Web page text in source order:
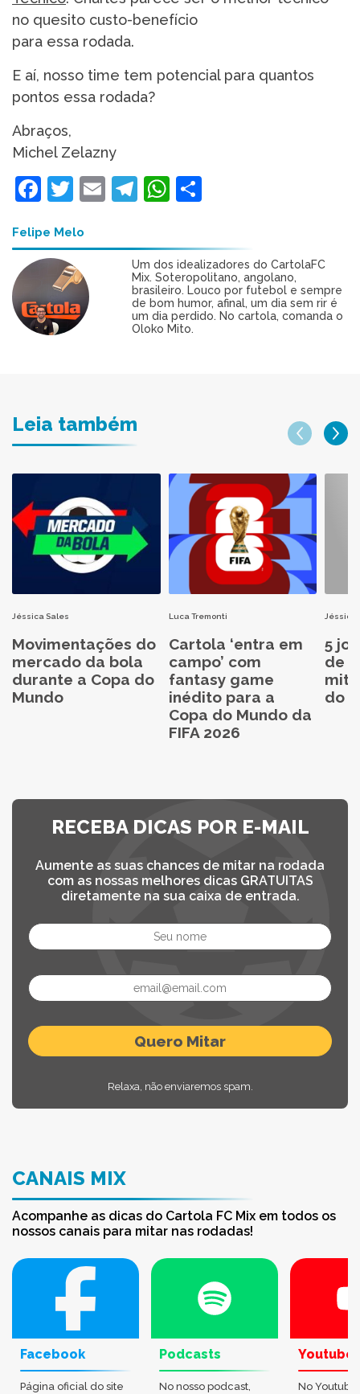
no quesito custo-benefício
para essa rodada.
E aí, nosso time tem potencial para quantos
pontos essa rodada?
Abraços,
Michel Zelazny
Facebook
Twitter
EmailTelegram
WhatsApp
Felipe Melo
Um dos idealizadores do CartolaFC
Mix. Soteropolitano, angolano,
brasileiro. Louco por futebol e sempre
de bom humor, afinal, um dia sem rir é
um dia perdido. No cartola, comanda o
Oloko Mito.
Leia também
Jéssica Sales
Movimentações do
mercado da bola
durante a Copa do
Mundo
Luca Tremonti
Cartola ‘entra em
campo’ com
fantasy game
inédito para a
Copa do Mundo da
FIFA 2026
Jéssica
5
de
do
RECEBA DICAS POR E-MAIL
Aumente as suas chances de mitar na rodada
com as nossas melhores dicas GRATUITAS
diretamente na sua caixa de entrada.
Relaxa, não enviaremos spam.
CANAIS MIX
Acompanhe as dicas do Cartola FC Mix em todos os
nossos canais para mitar nas rodadas!
Facebook
Página oficial do site
Podcasts
No nosso podcast,
Youtube
No